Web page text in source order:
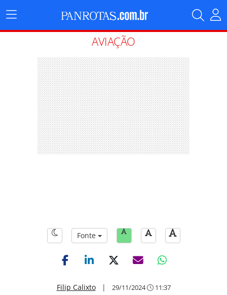
Menu
Principal
AVIAÇÃO
Fonte
Filip Calixto| 29/11/2024 11:37